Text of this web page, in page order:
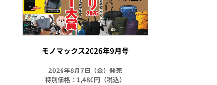
モノマックス2026年9月号
2026年8月7日（金）発売
特別価格：1,480円（税込）